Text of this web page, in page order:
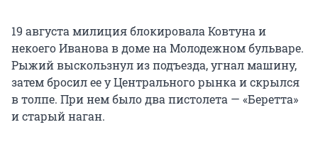
19 августа милиция блокировала Ковтуна и
некоего Иванова в доме на Молодежном бульваре.
Рыжий выскользнул из подъезда, угнал машину,
затем бросил ее у Центрального рынка и скрылся
в толпе. При нем было два пистолета — «Беретта»
и старый наган.